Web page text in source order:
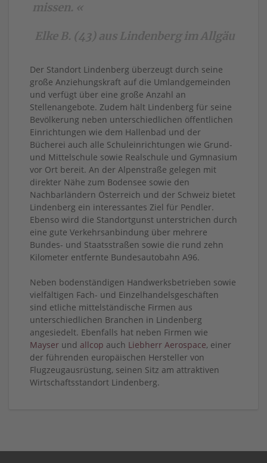
missen. «
Elke B. (43) aus Lindenberg im Allgäu
Der Standort Lindenberg überzeugt durch seine
große Anziehungskraft auf die Umlandgemeinden
und verfügt über eine große Anzahl an
Stellenangebote. Zudem hält Lindenberg für seine
Bevölkerung neben unterschiedlichen öffentlichen
Einrichtungen wie dem Hallenbad und der
Bücherei auch alle Schuleinrichtungen wie Grund-
und Mittelschule sowie Realschule und Gymnasium
vor Ort bereit. An der Alpenstraße gelegen mit
direkter Nähe zum Bodensee sowie den
Nachbarländern Österreich und der Schweiz bietet
Lindenberg ein interessantes Ziel für Pendler.
Ebenso wird die Standortgunst unterstrichen durch
eine gute Verkehrsanbindung über mehrere
Bundes- und Staatsstraßen sowie die rund zehn
Kilometer entfernte Bundesautobahn A96.
Neben bodenständigen Handwerksbetrieben sowie
vielfältigen Fach- und Einzelhandelsgeschäften
sind etliche mittelständische Firmen aus
unterschiedlichen Branchen in Lindenberg
angesiedelt. Ebenfalls hat neben Firmen wie
Mayser und allcop auch Liebherr Aerospace, einer
der führenden europäischen Hersteller von
Flugzeugausrüstung, seinen Sitz am attraktiven
Wirtschaftsstandort Lindenberg.